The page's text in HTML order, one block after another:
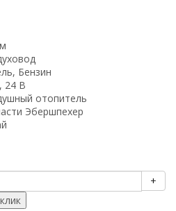
Бензин
24 В
отопитель
Эбершпехер
+